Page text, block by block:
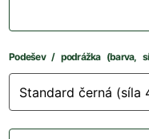
Podešev / podrážka (barva,